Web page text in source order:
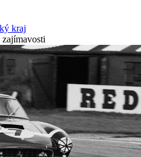
kraj